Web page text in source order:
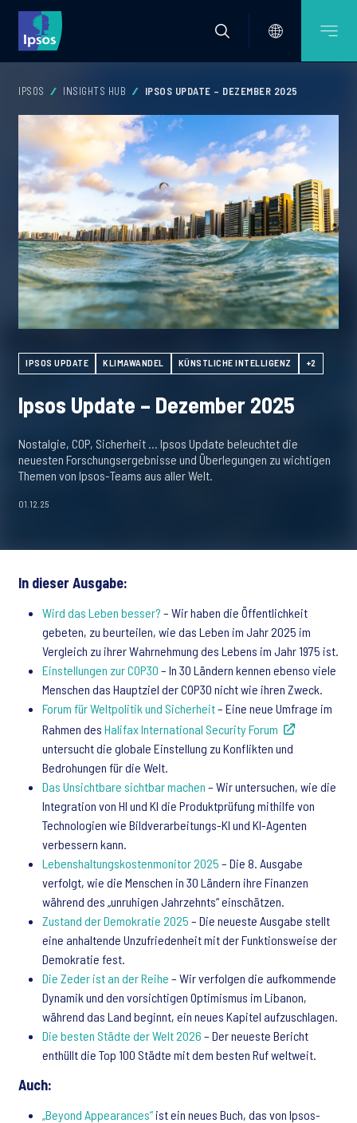
IPSOS INSIGHTS HUB IPSOS UPDATE – DEZEMBER 2025
IPSOS UPDATE KLIMAWANDEL KÜNSTLICHE INTELLIGENZ +2
Ipsos Update – Dezember 2025
Nostalgie, COP, Sicherheit … Ipsos Update beleuchtet die
neuesten Forschungsergebnisse und Überlegungen zu wichtigen
Themen von Ipsos-Teams aus aller Welt.
01.12.25
In dieser Ausgabe:
Wird das Leben besser? – Wir haben die Öffentlichkeit
gebeten, zu beurteilen, wie das Leben im Jahr 2025 im
Vergleich zu ihrer Wahrnehmung des Lebens im Jahr 1975 ist.
Einstellungen zur COP30 – In 30 Ländern kennen ebenso viele
Menschen das Hauptziel der COP30 nicht wie ihren Zweck.
Forum für Weltpolitik und Sicherheit– Eine neue Umfrage im
Rahmen des Halifax International Security Forum
untersucht die globale Einstellung zu Konflikten und
Bedrohungen für die Welt.
Das Unsichtbare sichtbar machen – Wir untersuchen, wie die
Integration von HI und KI die Produktprüfung mithilfe von
Technologien wie Bildverarbeitungs-KI und KI-Agenten
verbessern kann.
Lebenshaltungskostenmonitor 2025 – Die 8. Ausgabe
verfolgt, wie die Menschen in 30 Ländern ihre Finanzen
während des „unruhigen Jahrzehnts“ einschätzen.
Zustand der Demokratie 2025 – Die neueste Ausgabe stellt
eine anhaltende Unzufriedenheit mit der Funktionsweise der
Demokratie fest.
Die Zeder ist an der Reihe – Wir verfolgen die aufkommende
Dynamik und den vorsichtigen Optimismus im Libanon,
während das Land beginnt, ein neues Kapitel aufzuschlagen.
Die besten Städte der Welt 2026 – Der neueste Bericht
enthüllt die Top 100 Städte mit dem besten Ruf weltweit.
Auch:
„Beyond Appearances“ ist ein neues Buch, das von Ipsos-